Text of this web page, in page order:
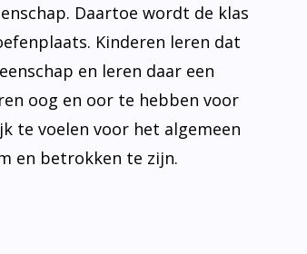
Daartoe wordt de klas
Kinderen leren dat
en leren daar een
oog en oor te hebben voor
te voelen voor het algemeen
en betrokken te zijn.